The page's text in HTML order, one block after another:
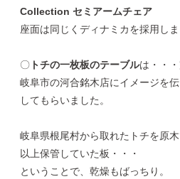
Collection セミアームチェア
座面は同じくディナミカを採用しま
〇 トチの一枚板のテーブルは・・
岐阜市の河合銘木店にイメージを
してもらいました。
岐阜県根尾村から取れたトチを原
以上保管していた板・・・
ということで、乾燥もばっちり。